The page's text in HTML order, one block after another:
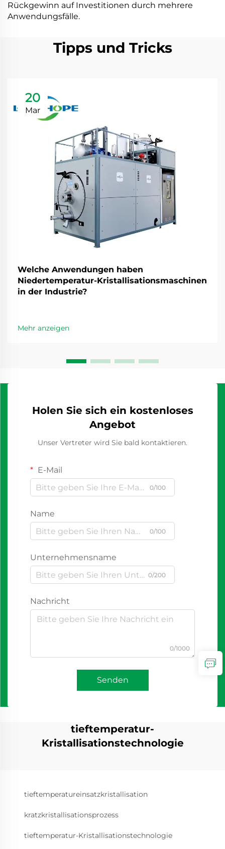
Rückgewinn auf Investitionen durch mehrere
Anwendungsfälle.
Tipps und Tricks
20
Mar
Welche Anwendungen haben
Niedertemperatur-Kristallisationsmaschinen
in der Industrie?
Mehr anzeigen
Holen Sie sich ein kostenloses
Angebot
Unser Vertreter wird Sie bald kontaktieren.
E-Mail
0/100
Name
0/100
Unternehmensname
0/200
Nachricht
0/1000
Senden
tieftemperatur-
Kristallisationstechnologie
tieftemperatureinsatzkristallisation
kratzkristallisationsprozess
tieftemperatur-Kristallisationstechnologie